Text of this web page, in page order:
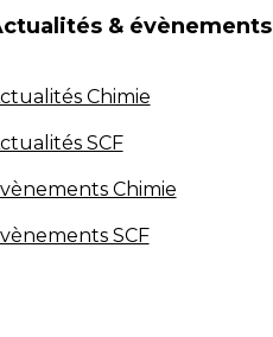
& évènements
Chimie
SCF
Chimie
SCF